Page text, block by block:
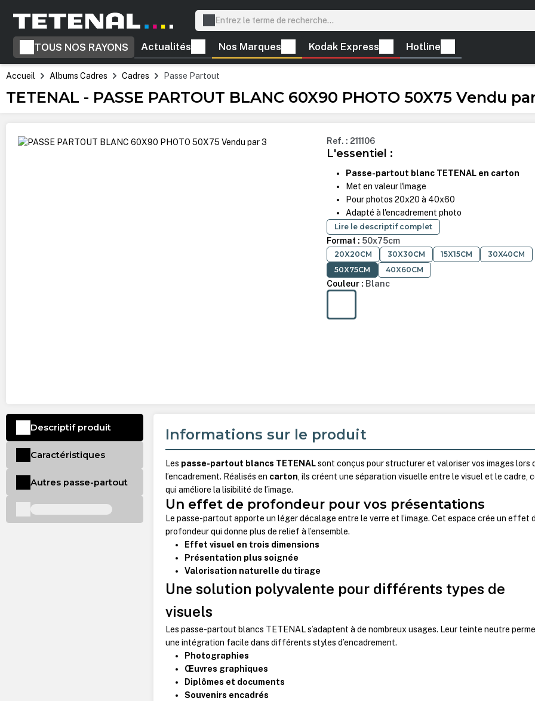
Passer à la navigation principale
TOUS NOS RAYONS Actualités Nos Marques Kodak Express Hotline
Accueil Albums Cadres Cadres Passe Partout
TETENAL - PASSE PARTOUT BLANC 60X90 PHOTO 50X75 Vendu
Ignorer la galerie d'images Ref. : 211106
L'essentiel :
Passe-partout blanc TETENAL en carton
Met en valeur l'image
Pour photos 20x20 à 40x60
Adapté à l'encadrement photo
Lire le descriptif complet
Format : 50x75cm
20X20CM 30X30CM 15X15CM
30X40CM
50X75CM
40X60CM
Couleur : Blanc
Informations sur le produit
Les passe-partout blancs TETENALsont conçus pour structurer et valoriser vos images lors
l’encadrement. Réalisés en carton, ils créent une séparation visuelle entre le visuel et le cadre,
qui améliore la lisibilité de l’image.
Un effet de profondeur pour vos présentations
Le passe-partout apporte un léger décalage entre le verre et l’image. Cet espace crée un effet
profondeur qui donne plus de relief à l’ensemble.
Effet visuel en trois dimensions
Présentation plus soignée
Valorisation naturelle du tirage
Une solution polyvalente pour différents types de
visuels
Les passe-partout blancs TETENAL s’adaptent à de nombreux usages. Leur teinte neutre
une intégration facile dans différents styles d’encadrement.
Photographies
Œuvres graphiques
Diplômes et documents
Souvenirs encadrés
Descriptif produit
Caractéristiques
Autres passe-partout